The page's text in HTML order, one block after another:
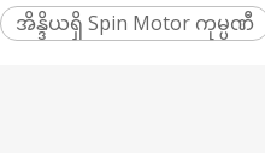
အိန္ဒိယရှိ Spin Motor ကုမ္ပဏီ